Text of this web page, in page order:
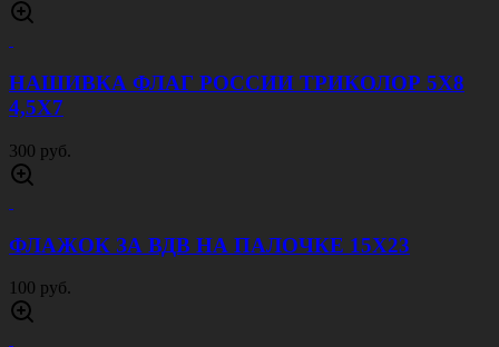
НАШИВКА ФЛАГ РОССИИ ТРИКОЛОР 5Х8
4,5Х7
300 руб.
ФЛАЖОК ЗА ВДВ НА ПАЛОЧКЕ 15Х23
100 руб.